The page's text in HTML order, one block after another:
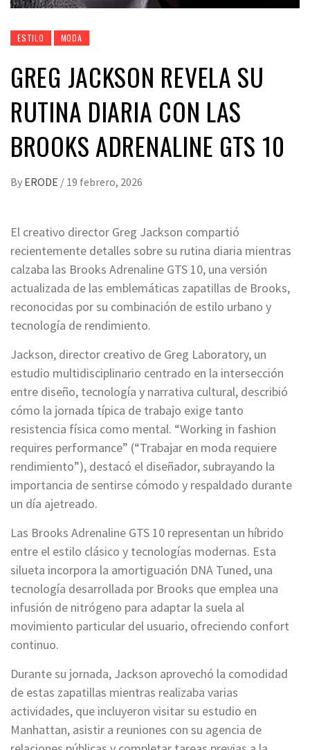
ESTILO MODA
GREG JACKSON REVELA SU
RUTINA DIARIA CON LAS
BROOKS ADRENALINE GTS 10
By ERODE / 19 febrero, 2026
El creativo director Greg Jackson compartió
recientemente detalles sobre su rutina diaria mientras
calzaba las Brooks Adrenaline GTS 10, una versión
actualizada de las emblemáticas zapatillas de Brooks,
reconocidas por su combinación de estilo urbano y
tecnología de rendimiento.
Jackson, director creativo de Greg Laboratory, un
estudio multidisciplinario centrado en la intersección
entre diseño, tecnología y narrativa cultural, describió
cómo la jornada típica de trabajo exige tanto
resistencia física como mental. “Working in fashion
requires performance” (“Trabajar en moda requiere
rendimiento”), destacó el diseñador, subrayando la
importancia de sentirse cómodo y respaldado durante
un día ajetreado.
Las Brooks Adrenaline GTS 10 representan un híbrido
entre el estilo clásico y tecnologías modernas. Esta
silueta incorpora la amortiguación DNA Tuned, una
tecnología desarrollada por Brooks que emplea una
infusión de nitrógeno para adaptar la suela al
movimiento particular del usuario, ofreciendo confort
continuo.
Durante su jornada, Jackson aprovechó la comodidad
de estas zapatillas mientras realizaba varias
actividades, que incluyeron visitar su estudio en
Manhattan, asistir a reuniones con su agencia de